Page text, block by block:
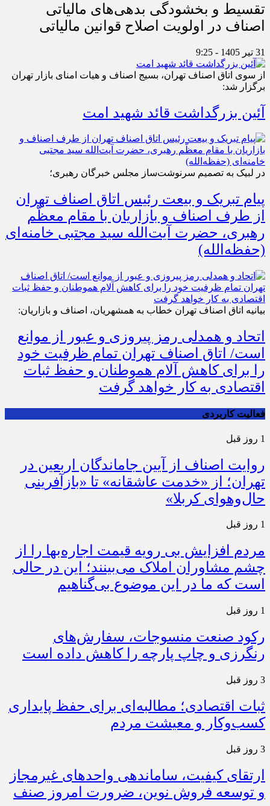
تقسیط و بخشودگی بدهی‌های مالیاتی
اصناف در اولویت اصلاح قوانین مالیاتی
31 تیر 1405 - 9:25
از سوی اتاق اصناف تهران، بسیج اصناف و هیات امنای بازار تهران
برگزار شد:
آئین بزرگداشت قائد شهید امت
در لبیک به تصمیم سرنوشت‌ساز مجلس خبرگان رهبری؛
پیام تبریک و بیعت رئیس اتاق اصناف تهران
از طرف اصناف و بازاریان با مقام معظّم
رهبری، حضرت آیت‌الله سید مجتبی خامنه‌ای
(حفظه‌الله)
بیانیه اتاق اصناف تهران خطاب به همشهریان، اصناف و بازاریان:
اتحاد و همدلی رمز پیروزی و عبور از موانع
است/ اتاق اصناف تهران تمام ظرفیت خود
را برای کاهش آلام هموطنان و حفظ ثبات
اقتصادی به کار خواهد گرفت
فعالیت کاربردی
1 روز قبل
روایت اصناف از آیین جاماندگان اربعین در
تهران؛ از «خدمت عاشقانه» تا «بازآفرینی
حال‌وهوای کربلا»
1 روز قبل
مردم افزایش بی رویه قیمت اجاره‌بها را از
چشم مشاوران املاک می‌بینند؛ این در حالی
است که ما در این موضوع بی‌گناهیم
1 روز قبل
رکود صنعت منسوجات، سفارش‌های
رنگرزی و چاپ پارچه را کاهش داده است
3 روز قبل
ثبات اقتصادی؛ مطالبه‌ای برای حفظ پایداری
کسب‌وکار و معیشت مردم
3 روز قبل
ارتقای کیفیت، ساماندهی واحدهای غیرمجاز
و توسعه فروش نوین، ضرورت امروز صنف